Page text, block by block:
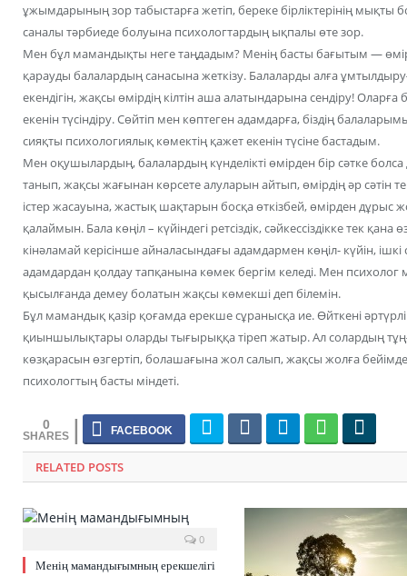
ұжымдарының зор табыстарға жетіп, береке бірліктерінің
саналы тәрбиеде болуына психологтардың ықпалы өте зор.
Мен бұл мамандықты неге таңдадым? Менің басты бағытым —
қарауды балалардың санасына жеткізу. Балаларды алға
екендігін, жақсы өмірдің кілтін аша алатындарына сендіру!
екенін түсіндіру. Сөйтіп мен көптеген адамдарға, біздің
сияқты психологиялық көмектің қажет екенін түсіне бастадым.
Мен оқушылардың, балалардың күнделікті өмірден бір сәтке
танып, жақсы жағынан көрсете алуларын айтып, өмірдің әр сәтін
істер жасауына, жастық шақтарын босқа өткізбей, өмірден дұрыс
қалаймын. Бала көңіл – күйіндегі ретсіздік, сәйкессіздікке тек
кінәламай керісінше айналасындағы адамдармен көңіл- күйін, ішкі
адамдардан қолдау тапқанына көмек бергім келеді. Мен
қысылғанда демеу болатын жақсы көмекші деп білемін.
Бұл мамандық қазір қоғамда ерекше сұранысқа ие. Өйткені әртүрлі
қиыншылықтары оларды тығырыққа тіреп жатыр. Ал солардың
көзқарасын өзгертіп, болашағына жол салып, жақсы жолға
психологтың басты міндеті.
0
RELATED POSTS
0
Менің мамандығымның ерекшелігі